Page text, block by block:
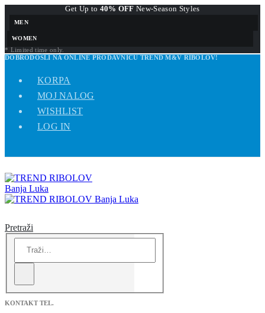
Get Up to 40% OFF New-Season Styles
MEN
WOMEN
* Limited time only.
DOBRODOŠLI NA ONLINE PRODAVNICU TREND M&V RIBOLOV!
KORPA
MOJ NALOG
WISHLIST
LOG IN
Pretraži
KONTAKT TEL.